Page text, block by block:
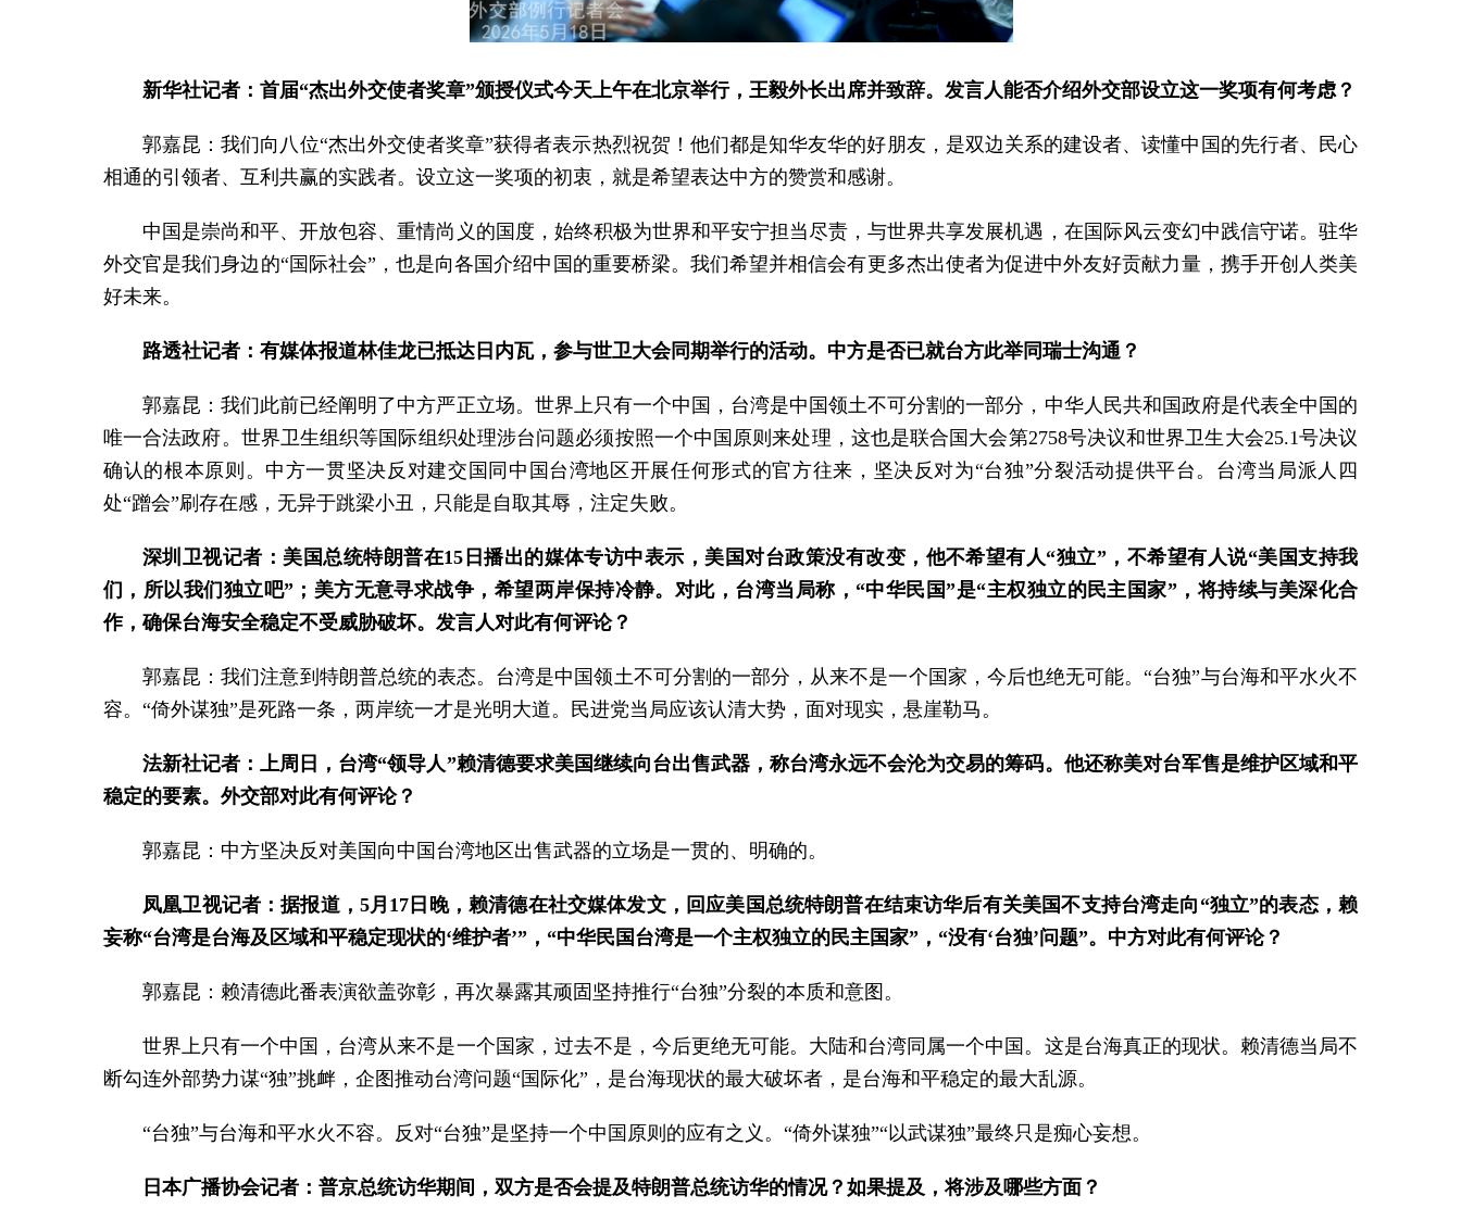
新华社记者：首届“杰出外交使者奖章”颁授仪式今天上午在北京举行，王毅外长出席并致辞。发言人能否介绍外交部设立这一奖项有何考虑？
郭嘉昆：我们向八位“杰出外交使者奖章”获得者表示热烈祝贺！他们都是知华友华的好朋友，是双边关系的建设者、读懂中国的先行者、民心
相通的引领者、互利共赢的实践者。设立这一奖项的初衷，就是希望表达中方的赞赏和感谢。
中国是崇尚和平、开放包容、重情尚义的国度，始终积极为世界和平安宁担当尽责，与世界共享发展机遇，在国际风云变幻中践信守诺。驻华
外交官是我们身边的“国际社会”，也是向各国介绍中国的重要桥梁。我们希望并相信会有更多杰出使者为促进中外友好贡献力量，携手开创人类美
好未来。
路透社记者：有媒体报道林佳龙已抵达日内瓦，参与世卫大会同期举行的活动。中方是否已就台方此举同瑞士沟通？
郭嘉昆：我们此前已经阐明了中方严正立场。世界上只有一个中国，台湾是中国领土不可分割的一部分，中华人民共和国政府是代表全中国的
唯一合法政府。世界卫生组织等国际组织处理涉台问题必须按照一个中国原则来处理，这也是联合国大会第2758号决议和世界卫生大会25.1号决议
确认的根本原则。中方一贯坚决反对建交国同中国台湾地区开展任何形式的官方往来，坚决反对为“台独”分裂活动提供平台。台湾当局派人四
处“蹭会”刷存在感，无异于跳梁小丑，只能是自取其辱，注定失败。
深圳卫视记者：美国总统特朗普在15日播出的媒体专访中表示，美国对台政策没有改变，他不希望有人“独立”，不希望有人说“美国支持我
们，所以我们独立吧”；美方无意寻求战争，希望两岸保持冷静。对此，台湾当局称，“中华民国”是“主权独立的民主国家”，将持续与美深化合
作，确保台海安全稳定不受威胁破坏。发言人对此有何评论？
郭嘉昆：我们注意到特朗普总统的表态。台湾是中国领土不可分割的一部分，从来不是一个国家，今后也绝无可能。“台独”与台海和平水火不
容。“倚外谋独”是死路一条，两岸统一才是光明大道。民进党当局应该认清大势，面对现实，悬崖勒马。
法新社记者：上周日，台湾“领导人”赖清德要求美国继续向台出售武器，称台湾永远不会沦为交易的筹码。他还称美对台军售是维护区域和平
稳定的要素。外交部对此有何评论？
郭嘉昆：中方坚决反对美国向中国台湾地区出售武器的立场是一贯的、明确的。
凤凰卫视记者：据报道，5月17日晚，赖清德在社交媒体发文，回应美国总统特朗普在结束访华后有关美国不支持台湾走向“独立”的表态，赖
妄称“台湾是台海及区域和平稳定现状的‘维护者’”，“中华民国台湾是一个主权独立的民主国家”，“没有‘台独’问题”。中方对此有何评论？
郭嘉昆：赖清德此番表演欲盖弥彰，再次暴露其顽固坚持推行“台独”分裂的本质和意图。
世界上只有一个中国，台湾从来不是一个国家，过去不是，今后更绝无可能。大陆和台湾同属一个中国。这是台海真正的现状。赖清德当局不
断勾连外部势力谋“独”挑衅，企图推动台湾问题“国际化”，是台海现状的最大破坏者，是台海和平稳定的最大乱源。
“台独”与台海和平水火不容。反对“台独”是坚持一个中国原则的应有之义。“倚外谋独”“以武谋独”最终只是痴心妄想。
日本广播协会记者：普京总统访华期间，双方是否会提及特朗普总统访华的情况？如果提及，将涉及哪些方面？